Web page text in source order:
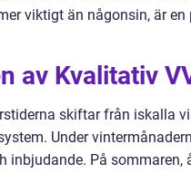
viktigt än någonsin, är
av Kvalitativ
skiftar från iskalla
Under
inbjudande. På